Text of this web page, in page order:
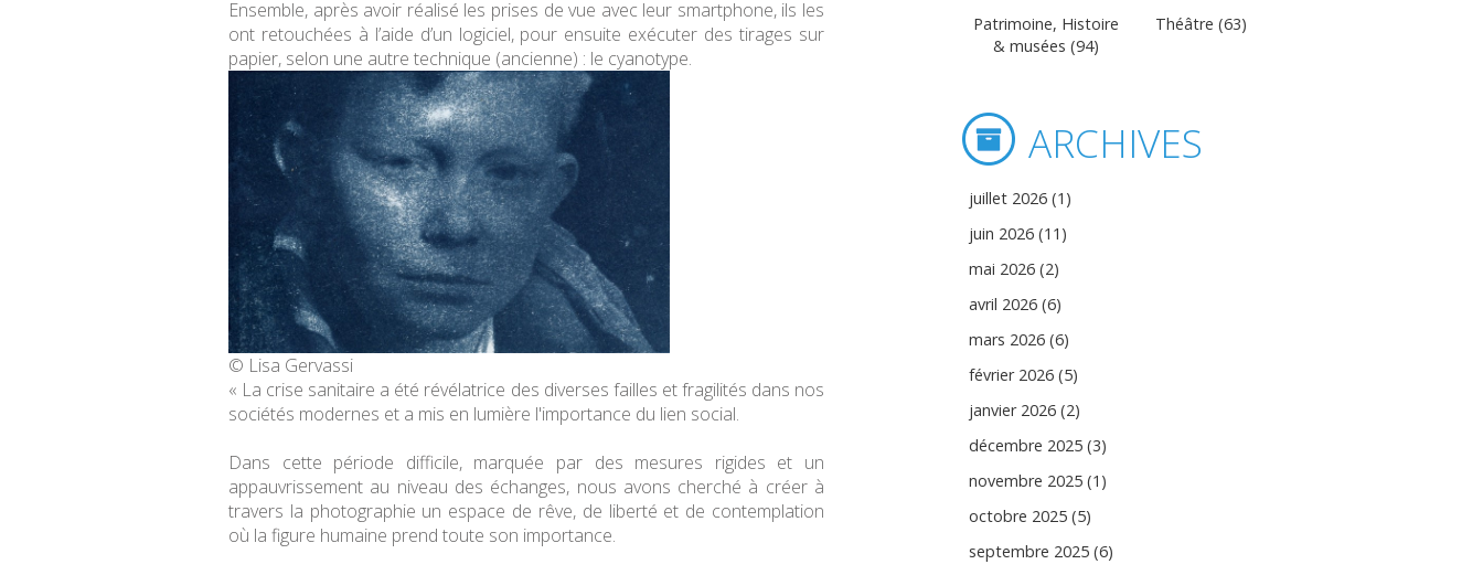
Ensemble, après avoir réalisé les prises de vue avec leur smartphone, ils les
ont retouchées à l’aide d’un logiciel, pour ensuite exécuter des tirages sur
papier, selon une autre technique (ancienne) : le cyanotype.
© Lisa Gervassi
« La crise sanitaire a été révélatrice des diverses failles et fragilités dans nos
sociétés modernes et a mis en lumière l'importance du lien social.
Dans cette période difficile, marquée par des mesures rigides et un
appauvrissement au niveau des échanges, nous avons cherché à créer à
travers la photographie un espace de rêve, de liberté et de contemplation
où la figure humaine prend toute son importance.
Patrimoine, Histoire
& musées (94)
Théâtre (63)
ARCHIVES
juillet 2026 (1)
juin 2026 (11)
mai 2026 (2)
avril 2026 (6)
mars 2026 (6)
février 2026 (5)
janvier 2026 (2)
décembre 2025 (3)
novembre 2025 (1)
octobre 2025 (5)
septembre 2025 (6)